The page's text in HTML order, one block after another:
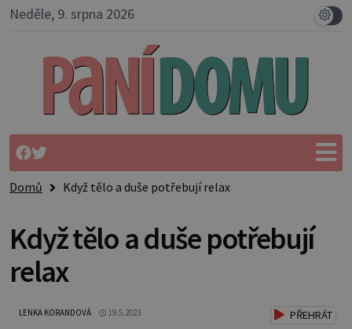
Neděle, 9. srpna 2026
Domů Když tělo a duše potřebují relax
Když tělo a duše potřebují
relax
LENKA KORANDOVÁ 19.5.2023 PŘEHRÁT